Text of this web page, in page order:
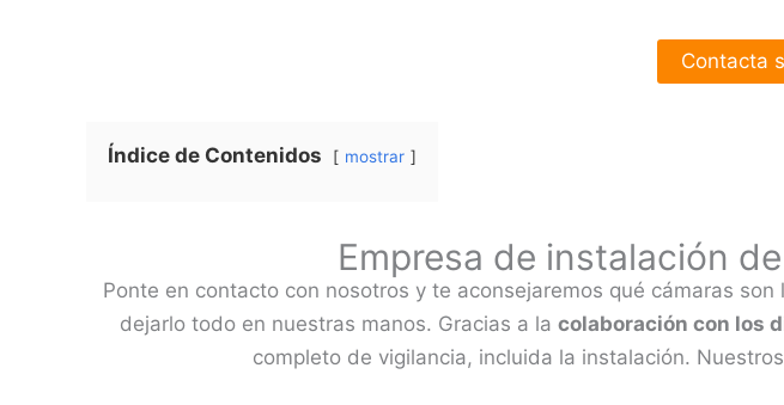
Contacta
Índice de Contenidos mostrar
Empresa de instalación
Ponte en contacto con nosotros y te aconsejaremos qué cámaras
dejarlo todo en nuestras manos. Gracias a la colaboración con los
completo de vigilancia, incluida la instalación.